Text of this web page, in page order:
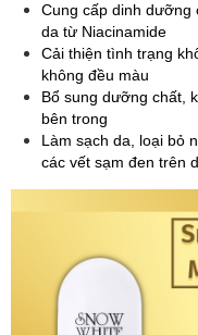
Cung cấp dinh dưỡng
da từ Niacinamide
Cải thiện tình trạng
không đều màu
Bổ sung dưỡng chất,
bên trong
Làm sạch da, loại bỏ
các vết sạm đen trên